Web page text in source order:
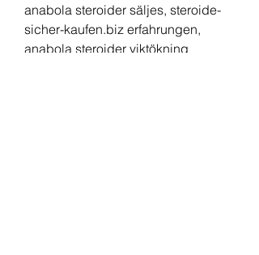
anabola steroider säljes, steroide-
sicher-kaufen.biz erfahrungen,
anabola steroider viktökning